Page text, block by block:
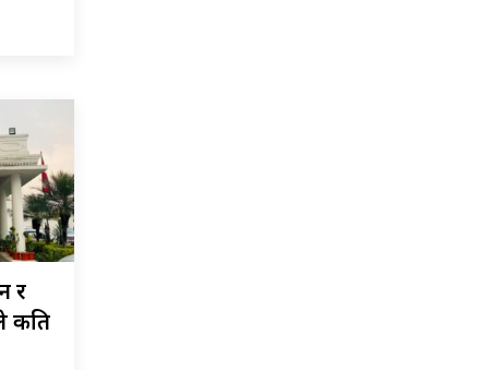
र
कति